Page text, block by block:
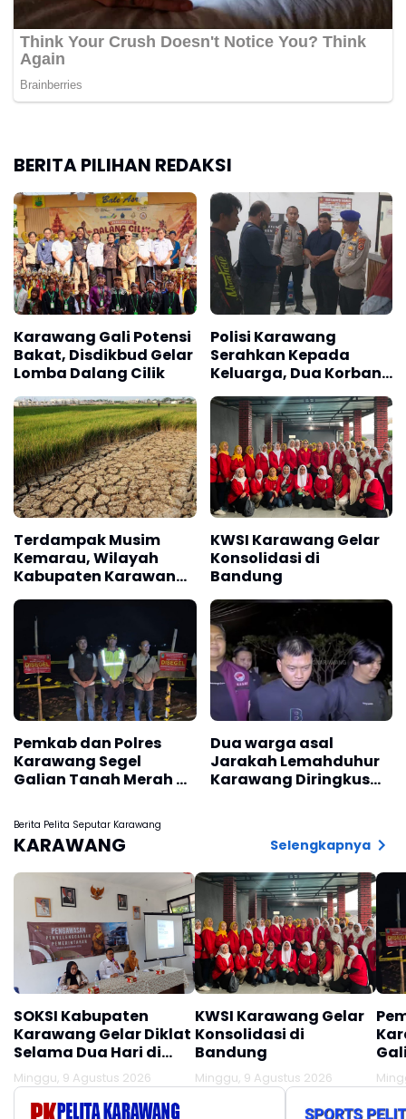
BERITA PILIHAN REDAKSI
Karawang Gali Potensi
Bakat, Disdikbud Gelar
Lomba Dalang Cilik
Polisi Karawang
Serahkan Kepada
Keluarga, Dua Korban
Laut 3
Terdampak Musim
Kemarau, Wilayah
Kabupaten Karawang
Kekeringan Makin
Meluas
KWSI Karawang Gelar
Konsolidasi di
Bandung
Pemkab dan Polres
Karawang Segel
Galian Tanah Merah di
Tirtamulya, Akses
Lokasi Ditutup!!!
Dua warga asal
Jarakah Lemahduhur
Karawang Diringkus
Berita Pelita Seputar Karawang
KARAWANG Selengkapnya
SOKSI Kabupaten
Karawang Gelar Diklat
Selama Dua Hari di
Panglengan
Minggu, 9 Agustus 2026
KWSI Karawang Gelar
Konsolidasi di
Bandung
Minggu, 9 Agustus 2026